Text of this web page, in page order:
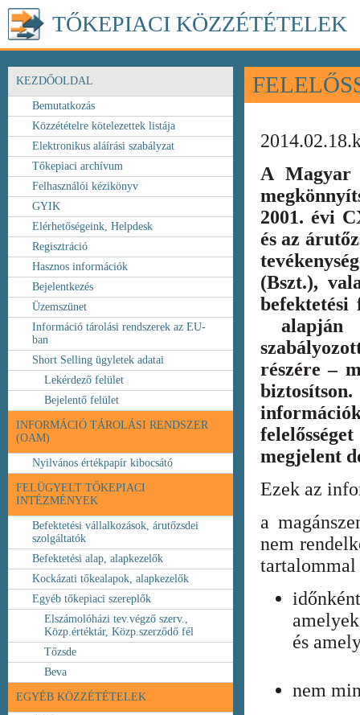
TŐKEPIACI KÖZZÉTÉTELEK
KEZDŐOLDAL
Bemutatkozás
Közzétételre kötelezettek listája
Elektronikus aláírási szabályzat
Tőkepiaci archívum
Felhasználói kézikönyv
GYIK
Elérhetőségeink, Helpdesk
Regisztráció
Hasznos információk
Bejelentkezés
Üzemszünet
Információ tárolási rendszerek az EU-
ban
Short Selling ügyletek adatai
Lekérdező felület
Bejelentő felület
INFORMÁCIÓ TÁROLÁSI RENDSZER
(OAM)
Nyilvános értékpapír kibocsátó
FELÜGYELT TŐKEPIACI
INTÉZMÉNYEK
Befektetési vállalkozások, árutőzsdei
szolgáltatók
Befektetési alap, alapkezelők
Kockázati tőkealapok, alapkezelők
Egyéb tőkepiaci szereplők
Elszámolóházi tev.végző szerv.,
Közp.értéktár, Közp.szerződő fél
Tőzsde
Beva
EGYÉB KÖZZÉTÉTELEK
A Magyar
2001. évi
és az
(Bszt.),
alapján
részére –
megjelent
Ezek az
a
nem
és
nem